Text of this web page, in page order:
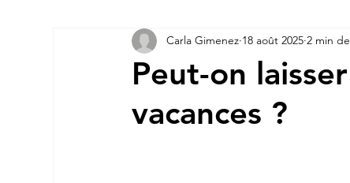
Peut-on
vacances ?
Carla Gimenez 18 août 2025 2 min